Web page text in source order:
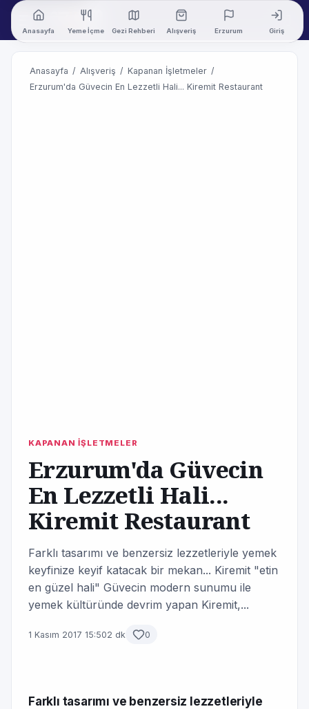
Anasayfa Yeme İçme Gezi Rehberi Alışveriş Erzurum Giriş
Anasayfa / Alışveriş / Kapanan İşletmeler /
Erzurum'da Güvecin En Lezzetli Hali... Kiremit Restaurant
KAPANAN İŞLETMELER
Erzurum'da Güvecin
En Lezzetli Hali...
Kiremit Restaurant
Farklı tasarımı ve benzersiz lezzetleriyle yemek
keyfinize keyif katacak bir mekan... Kiremit "etin
en güzel hali" Güvecin modern sunumu ile
yemek kültüründe devrim yapan Kiremit,...
1 Kasım 2017 15:502 dk 0
Farklı tasarımı ve benzersiz lezzetleriyle